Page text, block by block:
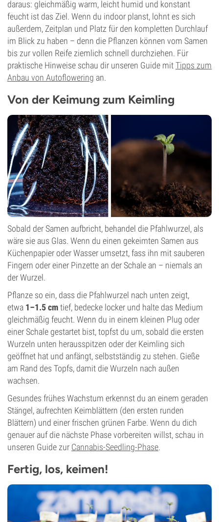
daraus: gleichmäßig warm, leicht humid und konstant
feucht ist das Ziel. Wenn du indoor planst, lohnt es sich
außerdem, Zeitplan und Platz für den kompletten Durchlauf
im Blick zu haben – denn die Pflanzen können vom Samen
bis zur vollen Reife ziemlich schnell durchziehen. Für
praktische Hinweise schau dir unseren Guide mitTipps zum
Anbau von Autoflowering an.
Von der Keimung zum Keimling
Sobald der Samen aufbricht, behandel die Pfahlwurzel, als
wäre sie aus Glas. Wenn du einen gekeimten Samen aus
Küchenpapier oder Wasser umsetzt, fass ihn mit sauberen
Fingern oder einer Pinzette an der Schale an – niemals an
der Wurzel.
Pflanze so ein, dass die Pfahlwurzel nach unten zeigt,
etwa 1–1.5 cmtief, bedecke locker und halte das Medium
gleichmäßig feucht. Wenn du in einem kleinen Plug oder
einer Schale gestartet bist, topfst du um, sobald die ersten
Wurzeln unten herausspitzen oder der Keimling sich
geöffnet hat und anfängt, selbstständig zu stehen. Gieße
am Rand des Topfs, damit die Wurzeln nach außen
wachsen.
Gesundes frühes Wachstum erkennst du an einem geraden
Stängel, aufrechten Keimblättern (den ersten runden
Blättern) und einer frischen grünen Farbe. Wenn du dich
genauer auf die nächste Phase vorbereiten willst, schau in
unseren Guide zur Cannabis-Seedling-Phase.
Fertig, los, keimen!